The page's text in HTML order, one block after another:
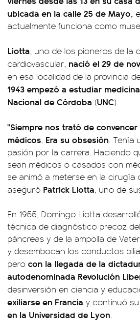
ubicada en la calle 25 de Mayo,
actualmente funciona como
Liotta, uno de los pioneros de la
cardiovascular, nació el 29 de
en esa localidad de la provincia
1943 empezó a estudiar
Nacional de Córdoba (UNC).
"Siempre nos trató de
médicos. Era su obsesión. Tenía
pasión por la carrera. Haciendo
sean médicos o casados con
se animó a meterse en la cirugía
aseguró Patrick Liotta, uno de
En 1955, Domingo Liotta
técnica de diagnóstico precoz
páncreas y de la ampolla de
y desembocan los conductos
pero con la llegada de la
autodenominada Revolución
desinversión en ciencia y
exiliarse en Francia y continuó
en la Universidad de Lyon.